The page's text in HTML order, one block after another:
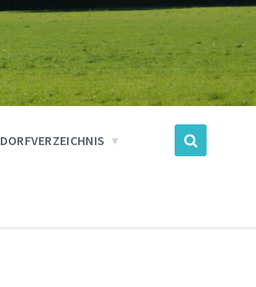
DORFVERZEICHNIS